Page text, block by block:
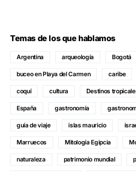
Temas de los que hablamos
Argentina arqueología Bogotá
buceo en Playa del Carmen caribe
coquí cultura Destinos
España gastronomía
guía de viaje islas mauricio
Marruecos Mitología Egipcia
naturaleza patrimonio mundial